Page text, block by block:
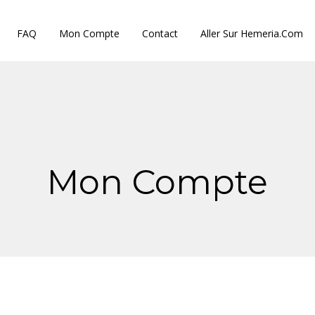
FAQ Mon Compte Contact Aller Sur Hemeria.com
Mon Compte